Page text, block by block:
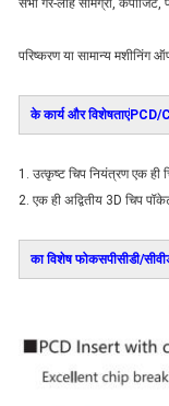
सभी गैर-लौह सामग्री, कंपोजिट,
परिष्करण या सामान्य मशीनिंग
के कार्य और विशेषताएंPCD/
1. उत्कृष्ट चिप नियंत्रण एक ही
2. एक ही अद्वितीय 3D चिप
का विशेष फोकसपीसीडी/